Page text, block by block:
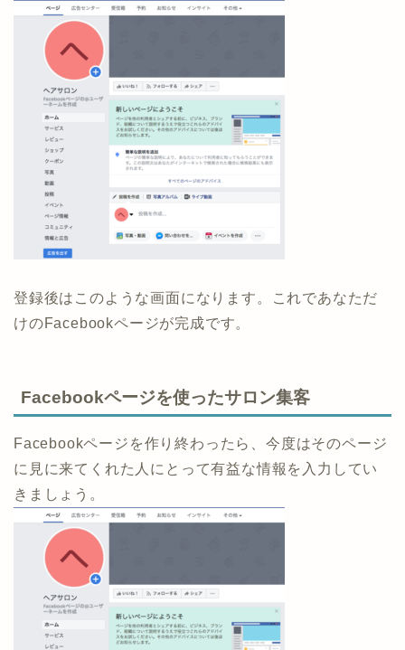
登録後はこのような画面になります。これであなただ
けのFacebookページが完成です。
Facebookページを使ったサロン集客
Facebookページを作り終わったら、今度はそのページ
に見に来てくれた人にとって有益な情報を入力してい
きましょう。